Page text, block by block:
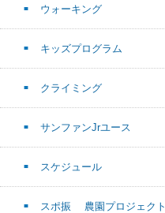
ウォーキング
キッズプログラム
クライミング
サンファンJrユース
スケジュール
スポ振 農園プロジェクト